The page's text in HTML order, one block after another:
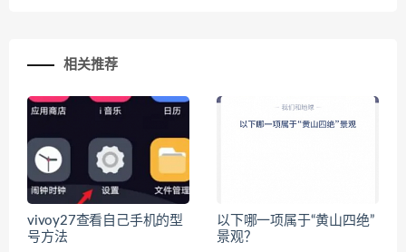
相关推荐
vivoy27查看自己手机的型
号方法
以下哪一项属于“黄山四绝”
景观？